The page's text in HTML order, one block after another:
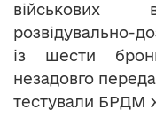
військових
розвідувально-
із шести
незадовго
тестували БРДМ